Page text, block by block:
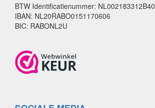
BTW Identificatienummer: NL002183312B40
IBAN: NL20RABO0151170606
BIC: RABONL2U